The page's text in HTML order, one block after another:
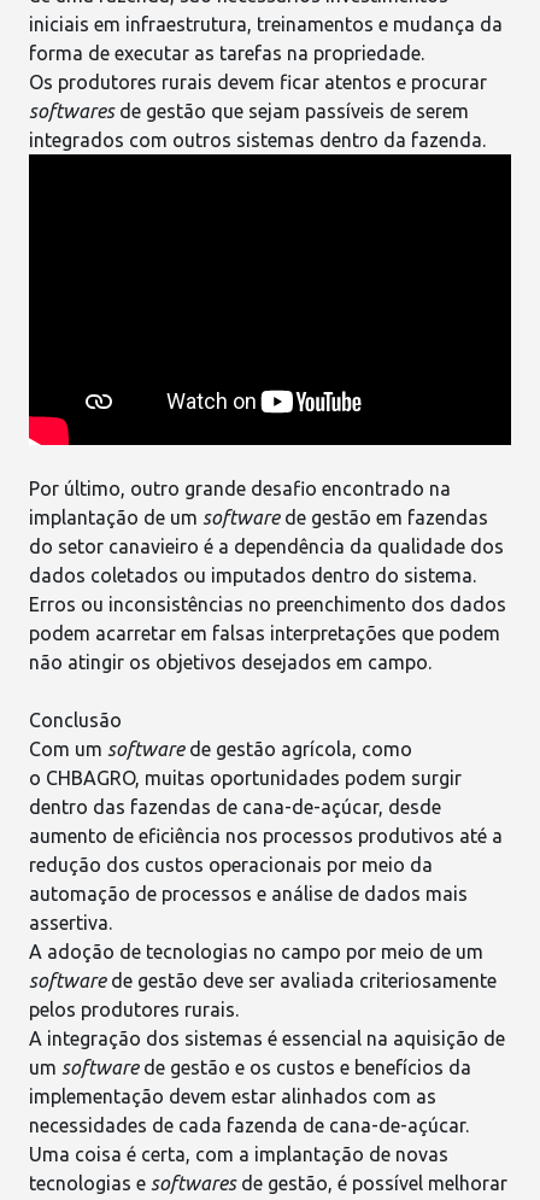
iniciais em infraestrutura, treinamentos e mudança da
forma de executar as tarefas na propriedade.
Os produtores rurais devem ficar atentos e procurar
softwaresde gestão que sejam passíveis de serem
integrados com outros sistemas dentro da fazenda.
Por último, outro grande desafio encontrado na
implantação de um softwarede gestão em fazendas
do setor canavieiro é a dependência da qualidade dos
dados coletados ou imputados dentro do sistema.
Erros ou inconsistências no preenchimento dos dados
podem acarretar em falsas interpretações que podem
não atingir os objetivos desejados em campo.
Conclusão
Com um softwarede gestão agrícola, como
o CHBAGRO, muitas oportunidades podem surgir
dentro das fazendas de cana-de-açúcar, desde
aumento de eficiência nos processos produtivos até a
redução dos custos operacionais por meio da
automação de processos e análise de dados mais
assertiva.
A adoção de tecnologias no campo por meio de um
softwarede gestão deve ser avaliada criteriosamente
pelos produtores rurais.
A integração dos sistemas é essencial na aquisição de
um softwarede gestão e os custos e benefícios da
implementação devem estar alinhados com as
necessidades de cada fazenda de cana-de-açúcar.
Uma coisa é certa, com a implantação de novas
tecnologias e softwaresde gestão, é possível melhorar